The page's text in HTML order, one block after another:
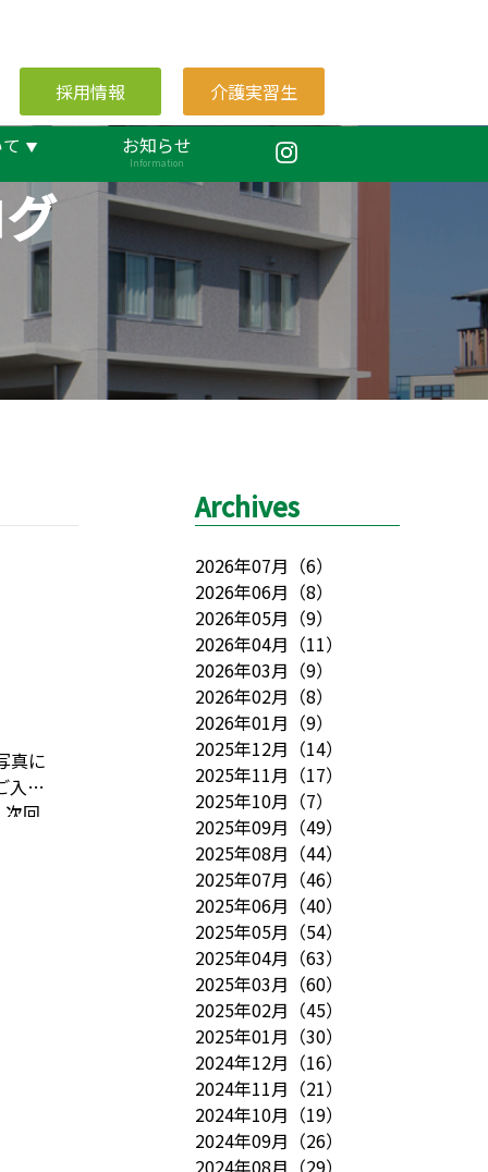
採用情報 介護実習生
お知らせ
Information
真に
入居
次回
Archives
2026年07月 （6）
2026年06月 （8）
2026年05月 （9）
2026年04月 （11）
2026年03月 （9）
2026年02月 （8）
2026年01月 （9）
2025年12月 （14）
2025年11月 （17）
2025年10月 （7）
2025年09月 （49）
2025年08月 （44）
2025年07月 （46）
2025年06月 （40）
2025年05月 （54）
2025年04月 （63）
2025年03月 （60）
2025年02月 （45）
2025年01月 （30）
2024年12月 （16）
2024年11月 （21）
2024年10月 （19）
2024年09月 （26）
2024年08月 （29）